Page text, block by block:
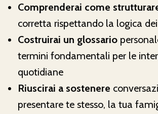
Comprenderai come
corretta rispettando la logica
Costruirai un glossario
termini fondamentali per le
quotidiane
Riuscirai a sostenere
presentare te stesso, la tua